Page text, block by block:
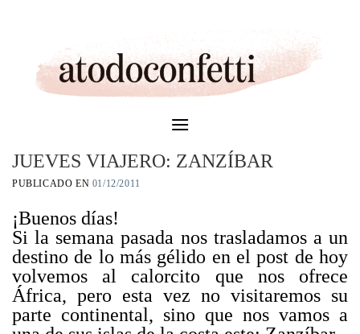
JUEVES VIAJERO: ZANZÍBAR
PUBLICADO EN 01/12/2011
¡Buenos días!
Si la semana pasada nos trasladamos a un
destino de lo más gélido en el post de hoy
volvemos al calorcito que nos ofrece
África, pero esta vez no visitaremos su
parte continental, sino que nos vamos a